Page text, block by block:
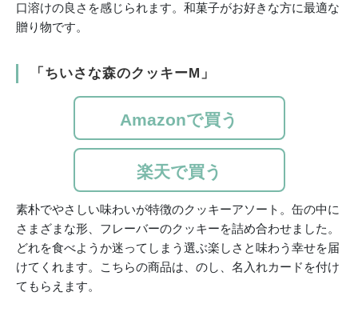
口溶けの良さを感じられます。和菓子がお好きな方に最適な
贈り物です。
「ちいさな森のクッキーM」
Amazonで買う
楽天で買う
素朴でやさしい味わいが特徴のクッキーアソート。缶の中に
さまざまな形、フレーバーのクッキーを詰め合わせました。
どれを食べようか迷ってしまう選ぶ楽しさと味わう幸せを届
けてくれます。こちらの商品は、のし、名入れカードを付け
てもらえます。